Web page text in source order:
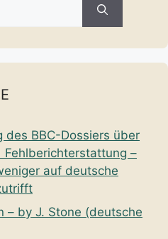
des BBC-Dossiers über
Fehlberichterstattung –
auf deutsche
– by J. Stone (deutsche